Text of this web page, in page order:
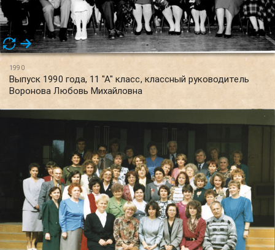
1990
Выпуск 1990 года, 11 "А" класс, классный руководитель
Воронова Любовь Михайловна